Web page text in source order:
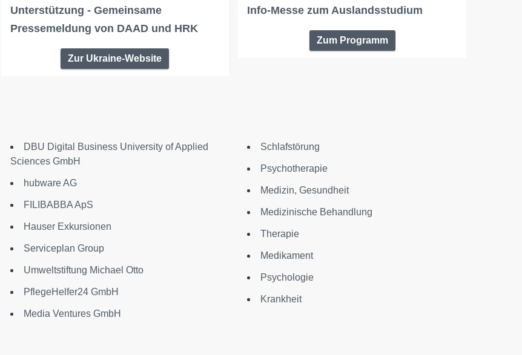
Unterstützung - Gemeinsame
Pressemeldung von DAAD und HRK
Zur Ukraine-Website
Info-Messe zum Auslandsstudium
Zum Programm
DBU Digital Business University of Applied
Sciences GmbH
hubware AG
FILIBABBA ApS
Hauser Exkursionen
Serviceplan Group
Umweltstiftung Michael Otto
PflegeHelfer24 GmbH
Media Ventures GmbH
Schlafstörung
Psychotherapie
Medizin, Gesundheit
Medizinische Behandlung
Therapie
Medikament
Psychologie
Krankheit